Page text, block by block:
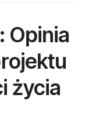
Opinia
życia